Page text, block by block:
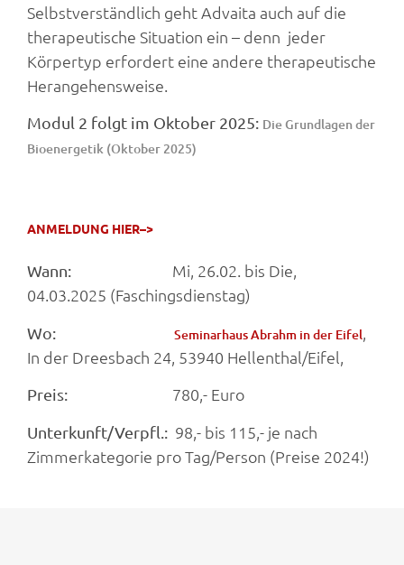
Selbstverständlich geht Advaita auch auf die
therapeutische Situation ein – denn jeder
Körpertyp erfordert eine andere therapeutische
Herangehensweise.
Modul 2 folgt im Oktober 2025: Die Grundlagen der
Bioenergetik (Oktober 2025)
ANMELDUNG HIER–>
Wann: Mi, 26.02. bis Die,
04.03.2025 (Faschingsdienstag)
Wo: Seminarhaus Abrahm in der Eifel,
In der Dreesbach 24, 53940 Hellenthal/Eifel,
Preis: 780,- Euro
Unterkunft/Verpfl.: 98,- bis 115,- je nach
Zimmerkategorie pro Tag/Person (Preise 2024!)